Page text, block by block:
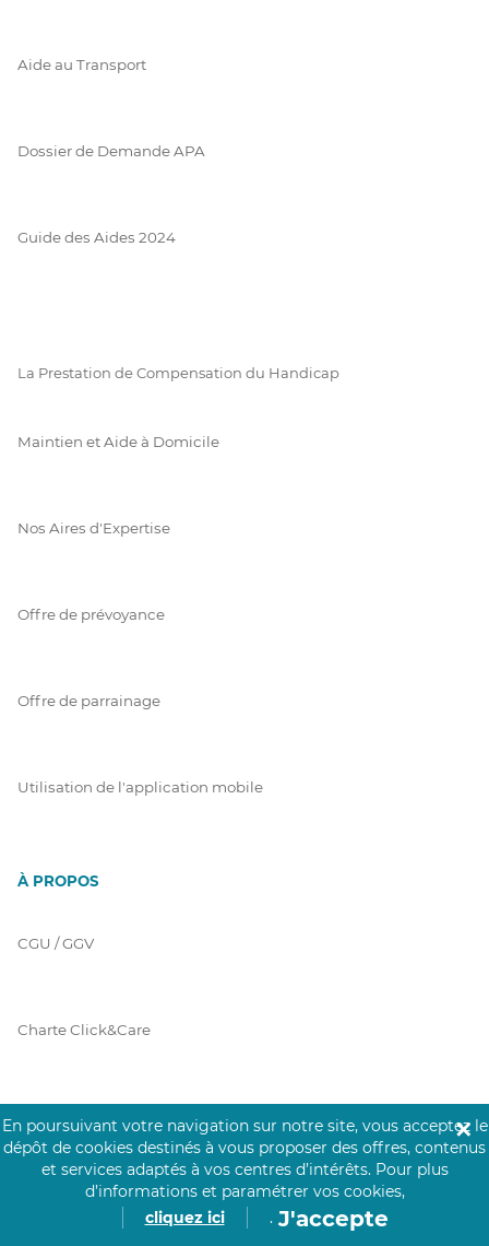
Aide au Transport
Dossier de Demande APA
Guide des Aides 2024
La Prestation de Compensation du Handicap
Maintien et Aide à Domicile
Nos Aires d'Expertise
Offre de prévoyance
Offre de parrainage
Utilisation de l'application mobile
À PROPOS
CGU / GGV
Charte Click&Care
Code de Déontologie
Mentions Légales
En poursuivant votre navigation sur notre site, vous acceptez le
dépôt de cookies destinés à vous proposer des offres, contenus
et services adaptés à vos centres d’intérêts. Pour plus
d’informations et paramétrer vos cookies,
cliquez ici
. J'accepte
✕